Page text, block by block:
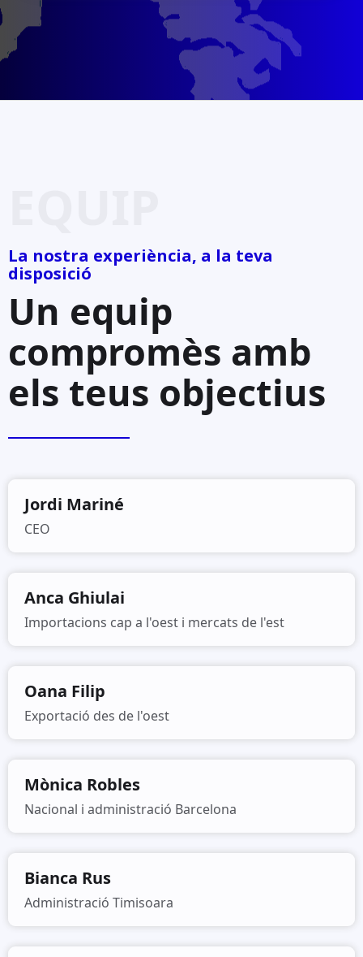
La nostra experiència, a la teva
disposició
Un equip
compromès amb
els teus objectius
Jordi Mariné
CEO
Anca Ghiulai
Importacions cap a l'oest i mercats de l'est
Oana Filip
Exportació des de l'oest
Mònica Robles
Nacional i administració Barcelona
Bianca Rus
Administració Timisoara